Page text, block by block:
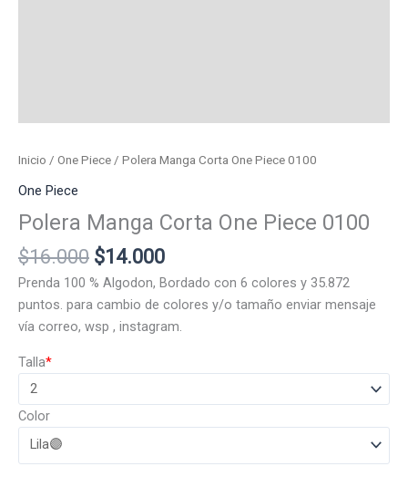
Inicio / One Piece / Polera Manga Corta One Piece 0100
One Piece
Polera Manga Corta One Piece 0100
$16.000 El
precio
original
era:
$14.000El
precio
actual
es:
Prenda 100 % Algodon, Bordado con 6 colores y 35.872
puntos. para cambio de colores y/o tamaño enviar mensaje
vía correo, wsp , instagram.
*
Talla
Color